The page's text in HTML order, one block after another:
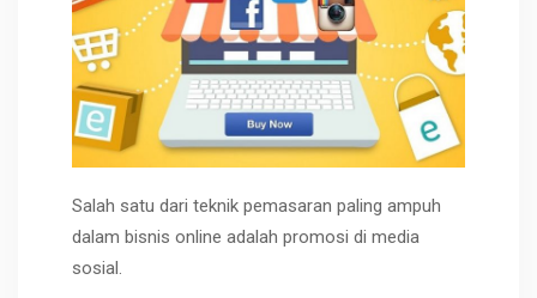
Salah satu dari teknik pemasaran paling ampuh
dalam bisnis online adalah promosi di media
sosial.